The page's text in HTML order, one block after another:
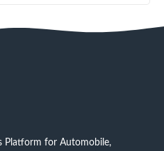
Platform for Automobile,